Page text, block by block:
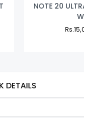
NOTE 20 ULTRA
W/F
Regular
Rs.15,000.00
DETAILS